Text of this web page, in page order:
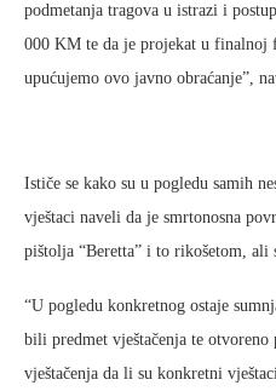
podmetanja tragova u istrazi i
000 KM te da je projekat u finalnoj
upućujemo ovo javno obraćanje”,
Ističe se kako su u pogledu samih
vještaci naveli da je smrtonosna
pištolja “Beretta” i to rikošetom, ali
“U pogledu konkretnog ostaje
bili predmet vještačenja te
vještačenja da li su konkretni